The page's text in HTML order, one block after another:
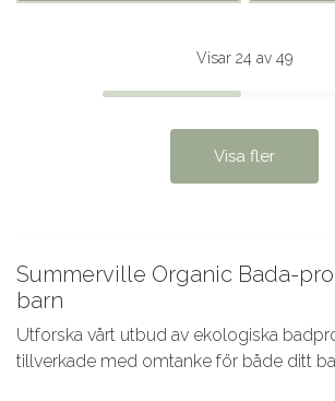
Visar 24 av 49
Visa fler
Summerville Organic Bada-
barn
Utforska vårt utbud av ekologiska
tillverkade med omtanke för både ditt